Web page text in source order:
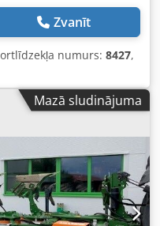
Zvanīt
numurs: 8427,
Mazā sludinājuma